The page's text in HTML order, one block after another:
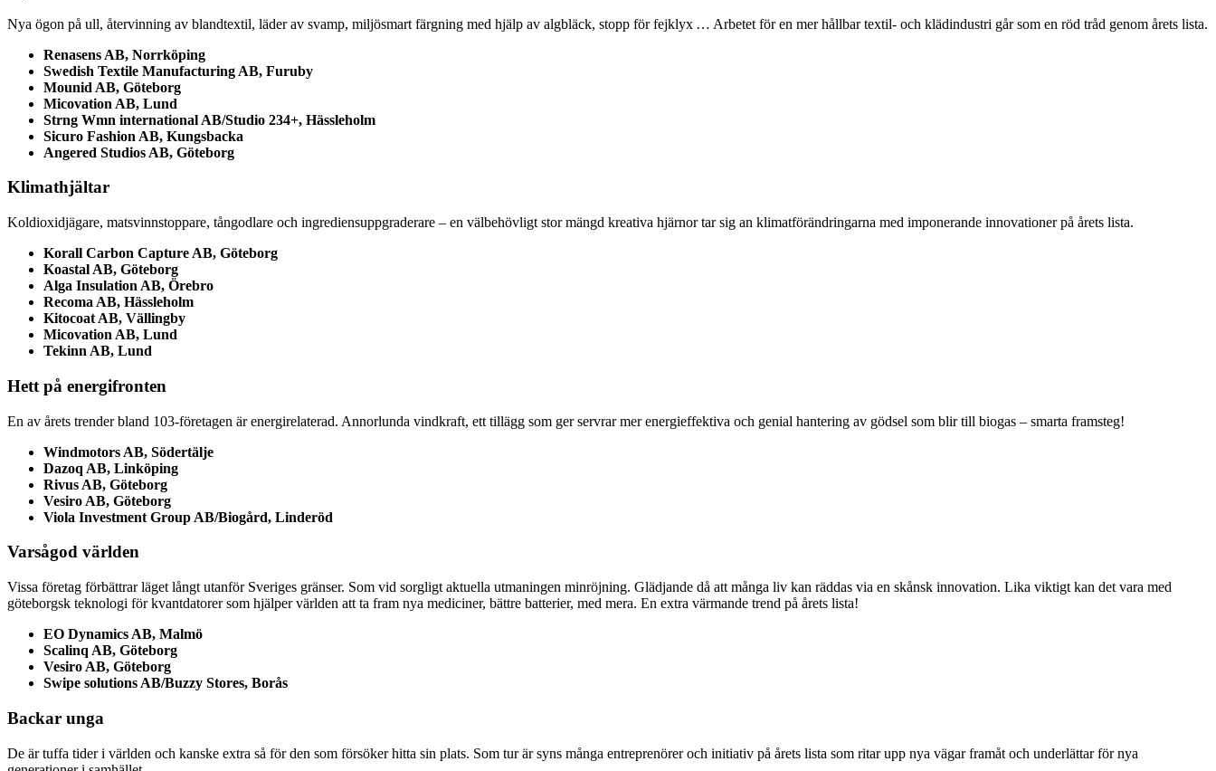
Nya ögon på ull, återvinning av blandtextil, läder av svamp, miljösmart färgning med hjälp av algbläck, stopp för fejklyx … Arbetet för en mer hållbar textil- och klädindustri går som en röd tråd genom årets lista.
Renasens AB, Norrköping
Swedish Textile Manufacturing AB, Furuby
Mounid AB, Göteborg
Micovation AB, Lund
Strng Wmn international AB/Studio 234+, Hässleholm
Sicuro Fashion AB, Kungsbacka
Angered Studios AB, Göteborg
Klimathjältar
Koldioxidjägare, matsvinnstoppare, tångodlare och ingrediensuppgraderare – en välbehövligt stor mängd kreativa hjärnor tar sig an klimatförändringarna med imponerande innovationer på årets lista.
Korall Carbon Capture AB, Göteborg
Koastal AB, Göteborg
Alga Insulation AB, Örebro
Recoma AB, Hässleholm
Kitocoat AB, Vällingby
Micovation AB, Lund
Tekinn AB, Lund
Hett på energifronten
En av årets trender bland 103-företagen är energirelaterad. Annorlunda vindkraft, ett tillägg som ger servrar mer energieffektiva och genial hantering av gödsel som blir till biogas – smarta framsteg!
Windmotors AB, Södertälje
Dazoq AB, Linköping
Rivus AB, Göteborg
Vesiro AB, Göteborg
Viola Investment Group AB/Biogård, Linderöd
Varsågod världen
Vissa företag förbättrar läget långt utanför Sveriges gränser. Som vid sorgligt aktuella utmaningen minröjning. Glädjande då att många liv kan räddas via en skånsk innovation. Lika viktigt kan det vara med
göteborgsk teknologi för kvantdatorer som hjälper världen att ta fram nya mediciner, bättre batterier, med mera. En extra värmande trend på årets lista!
EO Dynamics AB, Malmö
Scalinq AB, Göteborg
Vesiro AB, Göteborg
Swipe solutions AB/Buzzy Stores, Borås
Backar unga
De är tuffa tider i världen och kanske extra så för den som försöker hitta sin plats. Som tur är syns många entreprenörer och initiativ på årets lista som ritar upp nya vägar framåt och underlättar för nya